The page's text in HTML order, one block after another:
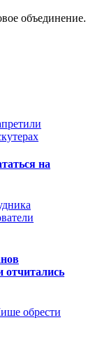
объединение.
на
отчитались